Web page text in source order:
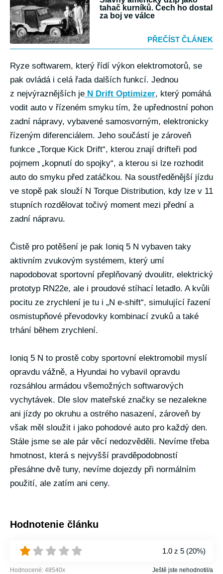
tahač kurníků. Čech ho dostal
za boj ve válce
PŘEČÍST ČLÁNEK
Ryze softwarem, který řídí výkon elektromotorů, se
pak ovládá i celá řada dalších funkcí. Jednou
z nejvýraznějších je N Drift Optimizer, který pomáhá
vodit auto v řízeném smyku tím, že upřednostní pohon
zadní nápravy, vybavené samosvorným, elektronicky
řízeným diferenciálem. Jeho součástí je zároveň
funkce „Torque Kick Drift“, kterou znají drifteři pod
pojmem „kopnutí do spojky“, a kterou si lze rozhodit
auto do smyku před zatáčkou. Na soustředěnější jízdu
ve stopě pak slouží N Torque Distribution, kdy lze v 11
stupních rozdělovat točivý moment mezi přední a
zadní nápravu.
Čistě pro potěšení je pak Ioniq 5 N vybaven taky
aktivním zvukovým systémem, který umí
napodobovat sportovní přeplňovaný dvoulitr, elektrický
prototyp RN22e, ale i proudové stíhací letadlo. A kvůli
pocitu ze zrychlení je tu i „N e-shift“, simulující řazení
osmistupňové převodovky kombinací zvuků a také
trhání během zrychlení.
Ioniq 5 N to prostě coby sportovní elektromobil myslí
opravdu vážně, a Hyundai ho vybavil opravdu
rozsáhlou armádou všemožných softwarových
vychytávek. Dle slov mateřské značky se nezalekne
ani jízdy po okruhu a ostrého nasazení, zároveň by
však měl sloužit i jako pohodové auto pro každý den.
Stále jsme se ale pár věcí nedozvěděli. Nevíme třeba
hmotnost, která s nejvyšší pravděpodobností
přesáhne dvě tuny, nevíme dojezdy při normálním
použití, ale zatím ani ceny.
Hodnotenie článku
1.0 z 5 (20%)
Hodnocené: 48540x Ještě jste nehodnotil/a